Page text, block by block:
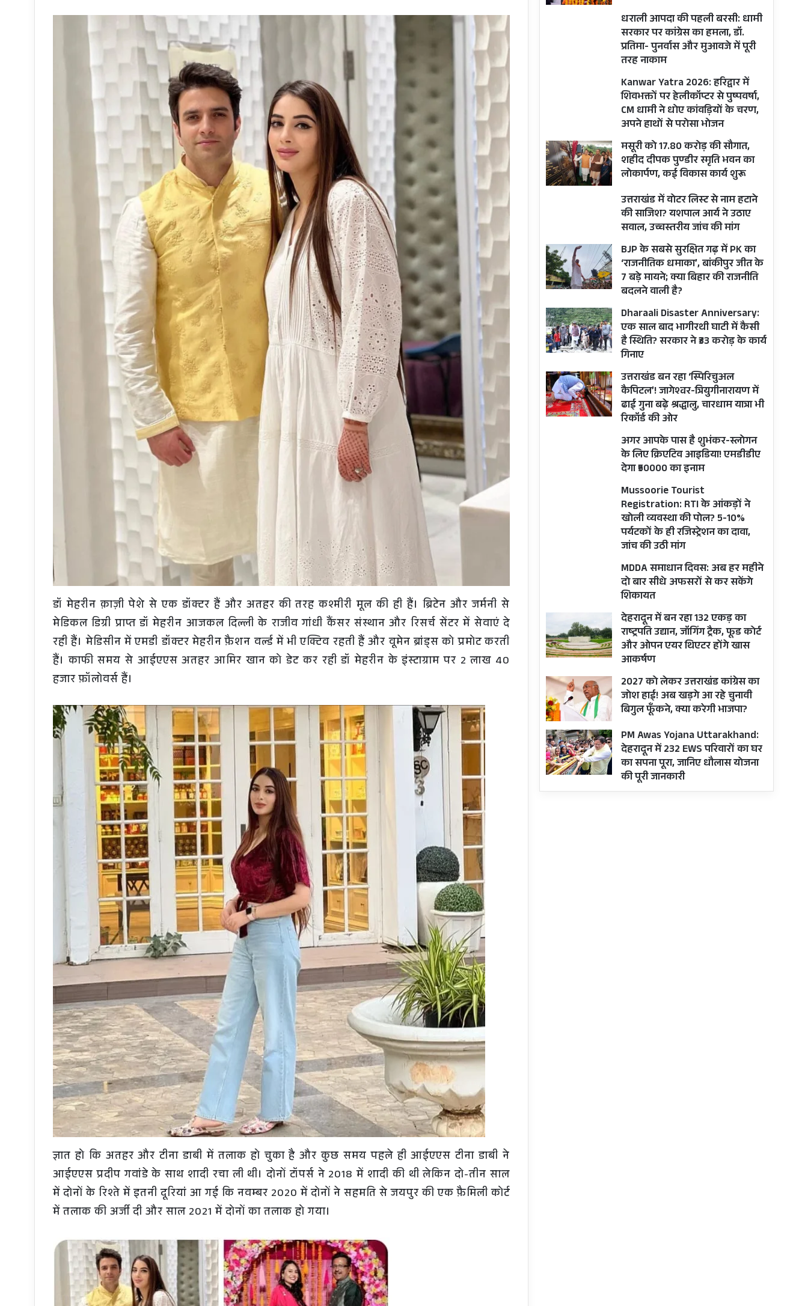
डॉ मेहरीन क़ाज़ी पेशे से एक डॉक्टर हैं और अतहर की तरह कश्मीरी मूल की ही हैं। ब्रिटेन और जर्मनी से
मेडिकल डिग्री प्राप्त डॉ मेहरीन आजकल दिल्ली के राजीव गांधी कैंसर संस्थान और रिसर्च सेंटर में सेवाएं दे
रही हैं। मेडिसीन में एमडी डॉक्टर मेहरीन फ़ैशन वर्ल्ड में भी एक्टिव रहती हैं और वूमेन ब्रांड्स को प्रमोट करती
हैं। काफी समय से आईएएस अतहर आमिर खान को डेट कर रही डॉ मेहरीन के इंस्टाग्राम पर 2 लाख 40
हजार फ़ॉलोवर्स हैं।
ज्ञात हो कि अतहर और टीना डाबी में तलाक हो चुका है और कुछ समय पहले ही आईएएस टीना डाबी ने
आईएएस प्रदीप गवांडे के साथ शादी रचा ली थी। दोनों टॉपर्स ने 2018 में शादी की थी लेकिन दो-तीन साल
में दोनों के रिश्ते में इतनी दूरियां आ गई कि नवम्बर 2020 में दोनों ने सहमति से जयपुर की एक फ़ैमिली कोर्ट
में तलाक की अर्जी दी और साल 2021 में दोनों का तलाक हो गया।
धराली आपदा की पहली बरसी: धामी
सरकार पर कांग्रेस का हमला, डॉ.
प्रतिमा- पुनर्वास और मुआवजे में पूरी
तरह नाकाम
Kanwar Yatra 2026: हरिद्वार में
शिवभक्तों पर हेलीकॉप्टर से पुष्पवर्षा,
CM धामी ने धोए कांवड़ियों के चरण,
अपने हाथों से परोसा भोजन
मसूरी को 17.80 करोड़ की सौगात,
शहीद दीपक पुण्डीर स्मृति भवन का
लोकार्पण, कई विकास कार्य शुरू
उत्तराखंड में वोटर लिस्ट से नाम हटाने
की साजिश? यशपाल आर्य ने उठाए
सवाल, उच्चस्तरीय जांच की मांग
BJP के सबसे सुरक्षित गढ़ में PK का
‘राजनीतिक धमाका’, बांकीपुर जीत के
7 बड़े मायने; क्या बिहार की राजनीति
बदलने वाली है?
Dharaali Disaster Anniversary:
एक साल बाद भागीरथी घाटी में कैसी
है स्थिति? सरकार ने ₹33 करोड़ के कार्य
गिनाए
उत्तराखंड बन रहा ‘स्पिरिचुअल
कैपिटल’! जागेश्वर-त्रियुगीनारायण में
ढाई गुना बढ़े श्रद्धालु, चारधाम यात्रा भी
रिकॉर्ड की ओर
अगर आपके पास है शुभंकर-स्लोगन
के लिए क्रिएटिव आइडिया! एमडीडीए
देगा ₹50000 का इनाम
Mussoorie Tourist
Registration: RTI के आंकड़ों ने
खोली व्यवस्था की पोल? 5-10%
पर्यटकों के ही रजिस्ट्रेशन का दावा,
जांच की उठी मांग
MDDA समाधान दिवस: अब हर महीने
दो बार सीधे अफसरों से कर सकेंगे
शिकायत
देहरादून में बन रहा 132 एकड़ का
राष्ट्रपति उद्यान, जॉगिंग ट्रैक, फूड कोर्ट
और ओपन एयर थिएटर होंगे खास
आकर्षण
2027 को लेकर उत्तराखंड कांग्रेस का
जोश हाई! अब खड़गे आ रहे चुनावी
बिगुल फूँकने, क्या करेगी भाजपा?
PM Awas Yojana Uttarakhand:
देहरादून में 232 EWS परिवारों का घर
का सपना पूरा, जानिए धौलास योजना
की पूरी जानकारी